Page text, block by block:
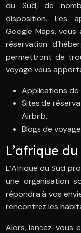
du Sud, de
disposition. Les
Google Maps, vous
réservation
permettront de
voyage vous
Applications de
Sites de
Airbnb.
Blogs de
L’afrique
L’Afrique du Sud
une organisation
répondra à vos
rencontrez les
Alors, lancez-vous